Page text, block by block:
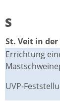
S
St. Veit in
Errichtung
UVP-